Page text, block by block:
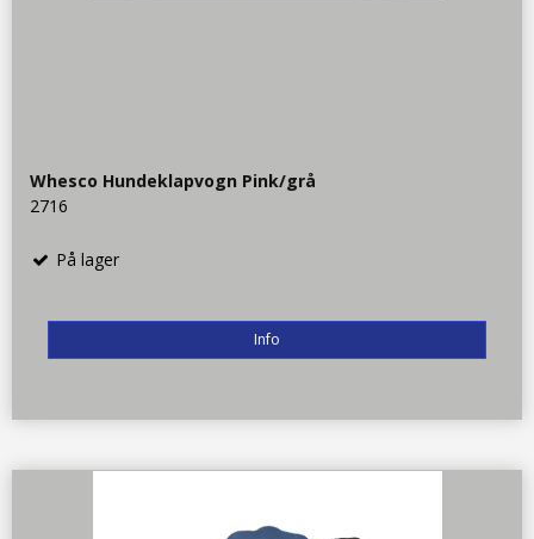
Whesco Hundeklapvogn Pink/grå
2716
På lager
Info